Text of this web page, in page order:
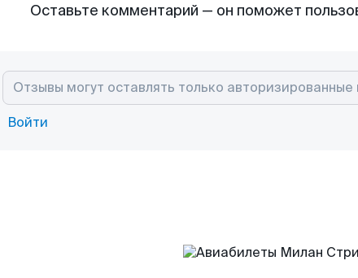
Оставьте комментарий — он поможет
Войти